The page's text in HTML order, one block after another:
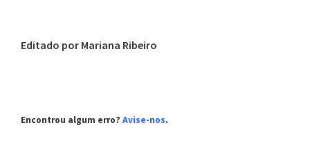
Editado por Mariana Ribeiro
Encontrou algum erro? Avise-nos.